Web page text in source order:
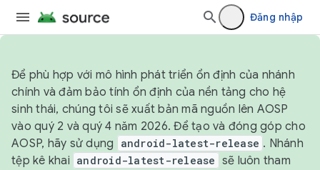
Đăng nhập
Để phù hợp với mô hình phát triển ổn định của nhánh
chính và đảm bảo tính ổn định của nền tảng cho hệ
sinh thái, chúng tôi sẽ xuất bản mã nguồn lên AOSP
vào quý 2 và quý 4 năm 2026. Để tạo và đóng góp cho
AOSP, hãy sử dụng
android-latest-release . Nhánh
tệp kê khai android-latest-release sẽ luôn tham